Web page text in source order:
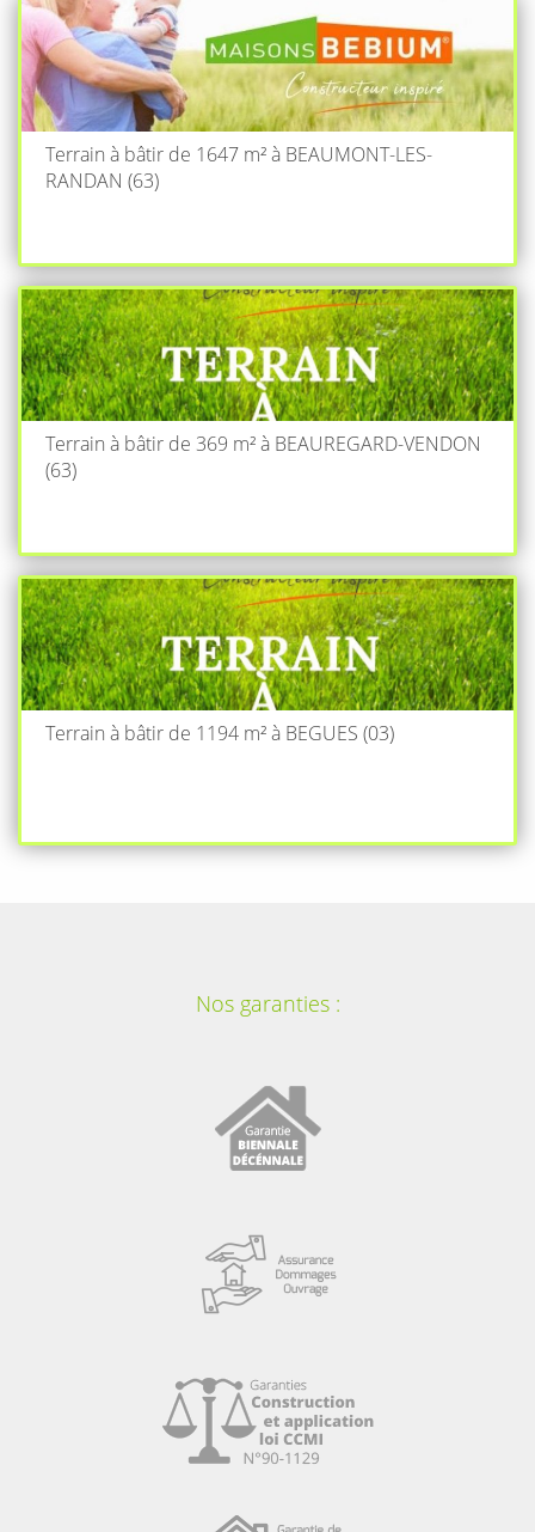
Terrain à bâtir de 1647 m² à BEAUMONT-LES-
RANDAN (63)
Terrain à bâtir de 369 m² à BEAUREGARD-VENDON
(63)
Terrain à bâtir de 1194 m² à BEGUES (03)
Nos garanties :